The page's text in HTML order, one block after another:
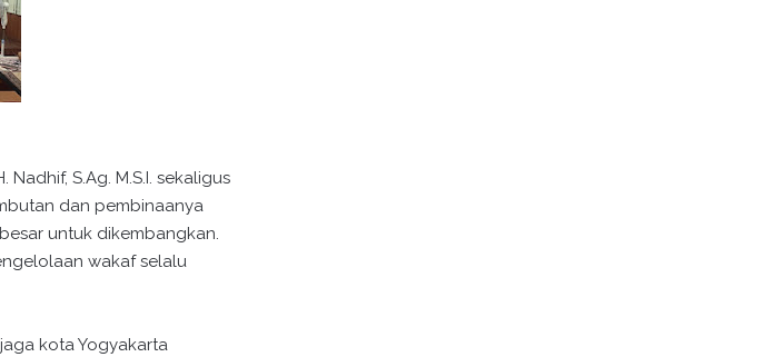
S.Ag. M.S.I. sekaligus
dan pembinaanya
untuk dikembangkan.
wakaf selalu
kota Yogyakarta